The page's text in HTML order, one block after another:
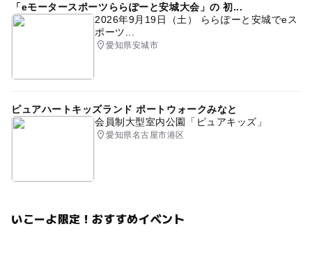
「eモータースポーツららぽーと安城大会」の 初...
2026年9月19日（土） ららぽーと安城でeス
ポーツ...
愛知県安城市
ピュアハートキッズランド ポートウォークみなと
会員制大型室内公園「ピュアキッズ」
愛知県名古屋市港区
いこーよ限定！おすすめイベント